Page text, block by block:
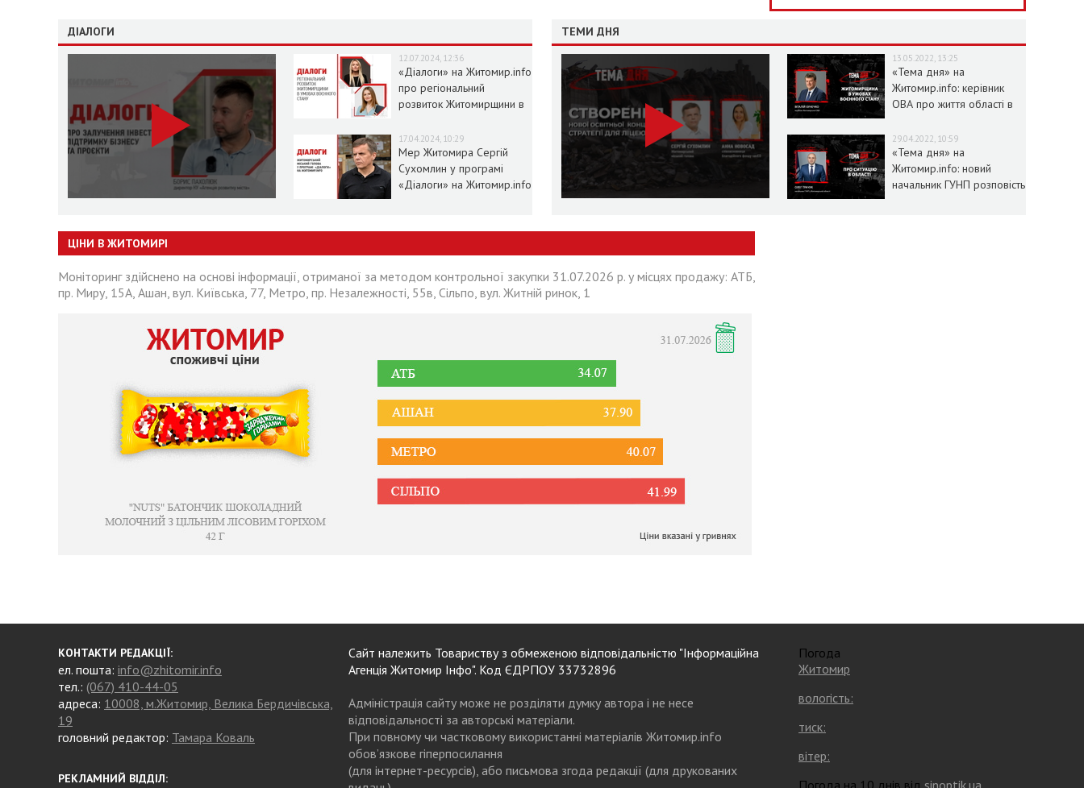
ДІАЛОГИ
12.07.2024, 12:36
«Діалоги» на Житомир.info
про регіональний
розвиток Житомирщини в
17.04.2024, 10:29
Мер Житомира Сергій
Сухомлин у програмі
«Діалоги» на Житомир.info
ТЕМИ ДНЯ
13.05.2022, 13:25
«Тема дня» на
Житомир.info: керівник
ОВА про життя області в
29.04.2022, 10:59
«Тема дня» на
Житомир.info: новий
начальник ГУНП розповість
ЦІНИ В ЖИТОМИРІ
Моніторинг здійснено на основі інформації, отриманої за методом контрольної закупки 31.07.2026 р. у місцях продажу: АТБ,
пр. Миру, 15А, Ашан, вул. Київська, 77, Метро, пр. Незалежності, 55в, Сільпо, вул. Житній ринок, 1
КОНТАКТИ РЕДАКЦІЇ:
ел. пошта: info@zhitomir.info
тел.: (067) 410-44-05
адреса: 10008, м.Житомир, Велика Бердичівська,
19
головний редактор: Тамара Коваль
РЕКЛАМНИЙ ВІДДІЛ:
Сайт належить Товариству з обмеженою відповідальністю "Інформаційна
Агенція Житомир Інфо". Код ЄДРПОУ 33732896
Адміністрація сайту може не розділяти думку автора і не несе
відповідальності за авторські матеріали.
При повному чи частковому використанні матеріалів Житомир.info
обов’язкове гіперпосилання
(для інтернет-ресурсів), або письмова згода редакції (для друкованих
Погода
Житомир
вологість:
тиск:
вітер:
Погода на 10 днів від sinoptik.ua